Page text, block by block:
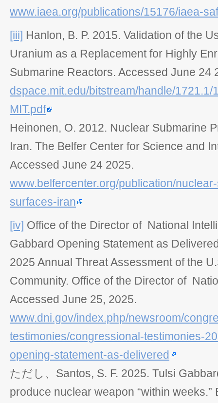
www.iaea.org/publications/15176/iaea-
[iii] Hanlon, B. P. 2015. Validation of the
Uranium as a Replacement for Highly
Submarine Reactors. Accessed June 24
dspace.mit.edu/bitstream/handle/
MIT.pdf
Heinonen, O. 2012. Nuclear Submarine
Iran. The Belfer Center for Science and
Accessed June 24 2025.
www.belfercenter.org/publication/
surfaces-iran
[iv] Office of the Director of National
Gabbard Opening Statement as
2025 Annual Threat Assessment of the
Community. Office of the Director of
Accessed June 25, 2025.
www.dni.gov/index.php/newsroom/
testimonies/congressional-testimonies-
opening-statement-as-delivered
ただし、Santos, S. F. 2025. Tulsi
produce nuclear weapon “within weeks.”